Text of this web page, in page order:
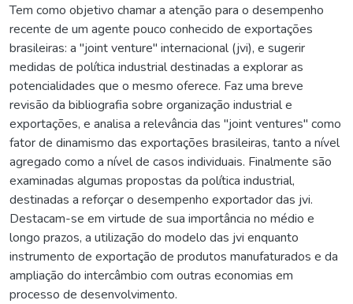
Tem como objetivo chamar a atenção para o desempenho
recente de um agente pouco conhecido de exportações
brasileiras: a "joint venture" internacional (jvi), e sugerir
medidas de política industrial destinadas a explorar as
potencialidades que o mesmo oferece. Faz uma breve
revisão da bibliografia sobre organização industrial e
exportações, e analisa a relevância das "joint ventures" como
fator de dinamismo das exportações brasileiras, tanto a nível
agregado como a nível de casos individuais. Finalmente são
examinadas algumas propostas da política industrial,
destinadas a reforçar o desempenho exportador das jvi.
Destacam-se em virtude de sua importância no médio e
longo prazos, a utilização do modelo das jvi enquanto
instrumento de exportação de produtos manufaturados e da
ampliação do intercâmbio com outras economias em
processo de desenvolvimento.